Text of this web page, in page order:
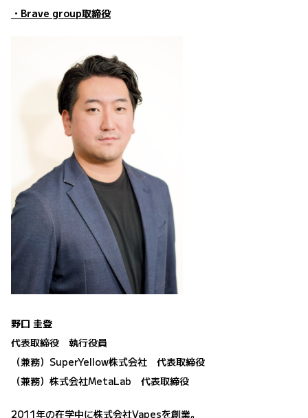
・Brave group取締役
野口 圭登
代表取締役 執行役員
（兼務）SuperYellow株式会社 代表取締役
（兼務）株式会社MetaLab 代表取締役
2011年の在学中に株式会社Vapesを創業。